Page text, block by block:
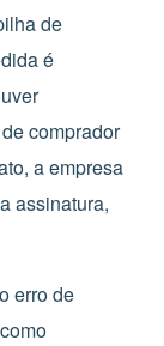
de
é
comprador
a empresa
assinatura,
erro de